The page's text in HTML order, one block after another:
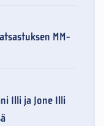
MM-
Illi ja Jone Illi